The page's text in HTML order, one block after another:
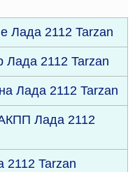
Лада 2112 Tarzan
2112 Tarzan
Лада 2112 Tarzan
Лада 2112
2112 Tarzan